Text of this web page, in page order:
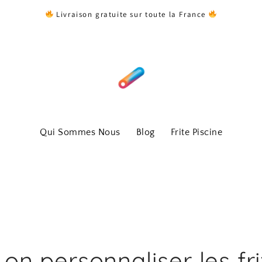
Livraison gratuite sur toute la France
Qui Sommes Nous Blog Frite Piscine